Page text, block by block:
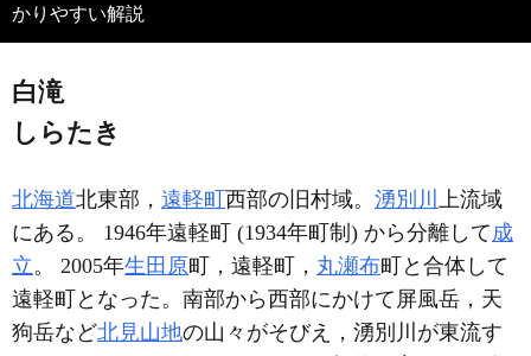
かりやすい解説
白滝
しらたき
北海道北東部， 遠軽町 西部の旧村域。 湧別川 上流域
にある。 1946年遠軽町 (1934年町制) から分離して成
立。 2005年生田原町，遠軽町， 丸瀬布町と合体して
遠軽町となった。南部から西部にかけて屏風岳，天
狗岳など北見山地の山々がそびえ，湧別川が東流す